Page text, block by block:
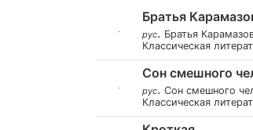
Братья
рус. Братья
Классическая
Сон смешного
рус. Сон смешного
Классическая